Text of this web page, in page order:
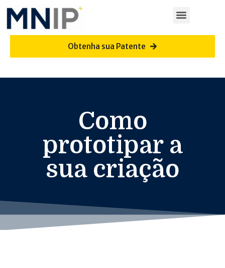
Obtenha sua Patente
Como
prototipar a
sua criação